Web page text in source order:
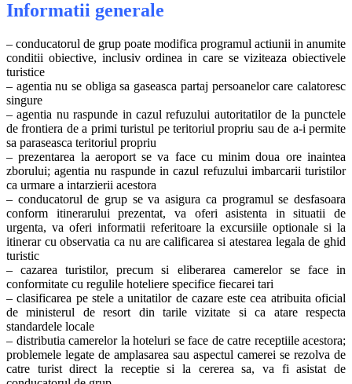
Informatii generale
– conducatorul de grup poate modifica programul actiunii in anumite
conditii obiective, inclusiv ordinea in care se viziteaza obiectivele
turistice
– agentia nu se obliga sa gaseasca partaj persoanelor care calatoresc
singure
– agentia nu raspunde in cazul refuzului autoritatilor de la punctele
de frontiera de a primi turistul pe teritoriul propriu sau de a-i permite
sa paraseasca teritoriul propriu
– prezentarea la aeroport se va face cu minim doua ore inaintea
zborului; agentia nu raspunde in cazul refuzului imbarcarii turistilor
ca urmare a intarzierii acestora
– conducatorul de grup se va asigura ca programul se desfasoara
conform itinerarului prezentat, va oferi asistenta in situatii de
urgenta, va oferi informatii referitoare la excursiile optionale si la
itinerar cu observatia ca nu are calificarea si atestarea legala de ghid
turistic
– cazarea turistilor, precum si eliberarea camerelor se face in
conformitate cu regulile hoteliere specifice fiecarei tari
– clasificarea pe stele a unitatilor de cazare este cea atribuita oficial
de ministerul de resort din tarile vizitate si ca atare respecta
standardele locale
– distributia camerelor la hoteluri se face de catre receptiile acestora;
problemele legate de amplasarea sau aspectul camerei se rezolva de
catre turist direct la receptie si la cererea sa, va fi asistat de